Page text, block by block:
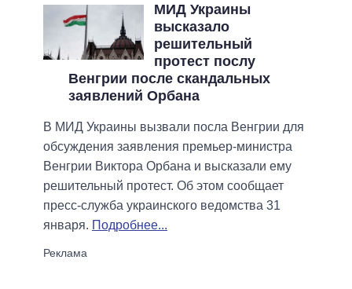
МИД Украины
высказало
решительный
протест послу
Венгрии после скандальных
заявлений Орбана
В МИД Украины вызвали посла Венгрии для
обсуждения заявления премьер-министра
Венгрии Виктора Орбана и высказали ему
решительный протест. Об этом сообщает
пресс-служба украинского ведомства 31
января. Подробнее...